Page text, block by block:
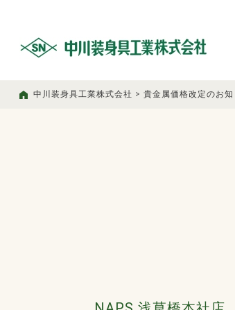
中川装身具工業株式会社 > 貴金属価格改定のお知